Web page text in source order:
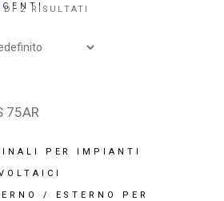
2 RISULTATI
PER IMPIANTI
/ ESTERNO PER